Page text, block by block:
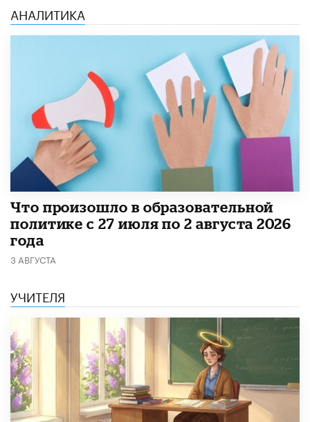
АНАЛИТИКА
​Что произошло в образовательной
политике с 27 июля по 2 августа 2026
года
3 АВГУСТА
УЧИТЕЛЯ